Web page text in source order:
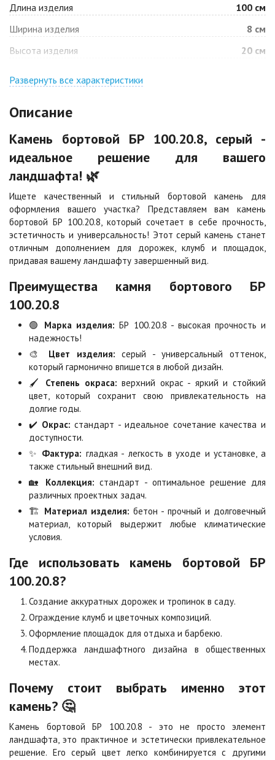
Белый
430 ₽ /шт
541 ₽/шт
Гончар
460 ₽/шт
430 ₽/шт
541 ₽/шт
460 ₽
/шт
651 ₽/шт
Кармен
651 ₽/шт
460 ₽
651 ₽/шт
Конго
460 ₽/шт
651 ₽/шт
Коричневый
400 ₽
/шт
416 ₽/шт
Красный
400 ₽
416 ₽
Листопад
Меланж
460 ₽
/шт
651 ₽
460 ₽/шт
651 ₽ /шт
Неаполь
460 ₽/шт
651 ₽/шт
Оранжевый
460 ₽/шт
651 ₽/шт
460 ₽/шт
Сансет
460 ₽/шт
651 ₽ /шт
460 ₽/шт
651 ₽ /шт
460 ₽/шт
651 ₽
Серый
300 ₽ /шт
460 ₽/шт
651 ₽/шт
460 ₽/шт
651 ₽/шт
Степь
651 ₽/шт 651 ₽/шт
460 ₽/шт
651 ₽/шт
460 ₽/шт
651 ₽/шт
Длина изделия
100 см
Ширина изделия
8 см
Высота изделия
20 см
Развернуть все характеристики
Описание
Камень бортовой БР 100.20.8, серый -
идеальное решение для вашего
ландшафта! 🌿
Ищете качественный и стильный бортовой камень для
оформления вашего участка? Представляем вам камень
бортовой БР 100.20.8, который сочетает в себе прочность,
эстетичность и универсальность! Этот серый камень станет
отличным дополнением для дорожек, клумб и площадок,
придавая вашему ландшафту завершенный вид.
Преимущества камня бортового БР
100.20.8
🟢 Марка изделия: БР 100.20.8 - высокая прочность и
надежность!
🎨 Цвет изделия: серый - универсальный оттенок,
который гармонично впишется в любой дизайн.
🖌️ Степень окраса: верхний окрас - яркий и стойкий
цвет, который сохранит свою привлекательность на
долгие годы.
✔️ Окрас: стандарт - идеальное сочетание качества и
доступности.
✨ Фактура: гладкая - легкость в уходе и установке, а
также стильный внешний вид.
🏡 Коллекция: стандарт - оптимальное решение для
различных проектных задач.
🏗️ Материал изделия: бетон - прочный и долговечный
материал, который выдержит любые климатические
условия.
Где использовать камень бортовой БР
100.20.8?
Создание аккуратных дорожек и тропинок в саду.
Ограждение клумб и цветочных композиций.
Оформление площадок для отдыха и барбекю.
Поддержка ландшафтного дизайна в общественных
местах.
Почему стоит выбрать именно этот
камень? 🤔
Камень бортовой БР 100.20.8 - это не просто элемент
ландшафта, это практичное и эстетически привлекательное
решение. Его серый цвет легко комбинируется с другими